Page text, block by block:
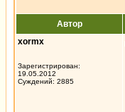
Автор
xormx
Зарегистрирован:
19.05.2012
Суждений: 2885